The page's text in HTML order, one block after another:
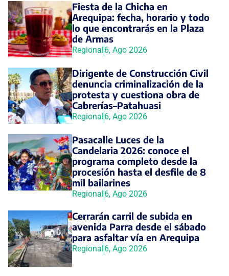
Fiesta de la Chicha en
Arequipa: fecha, horario y todo
lo que encontrarás en la Plaza
de Armas
Regional 6, Ago 2026
Dirigente de Construcción Civil
denuncia criminalización de la
protesta y cuestiona obra de
Cabrerías–Patahuasi
Regional 6, Ago 2026
Pasacalle Luces de la
Candelaria 2026: conoce el
programa completo desde la
procesión hasta el desfile de 8
mil bailarines
Regional 6, Ago 2026
Cerrarán carril de subida en
avenida Parra desde el sábado
para asfaltar vía en Arequipa
Regional 6, Ago 2026